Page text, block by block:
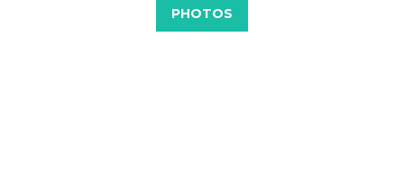
PHOTOS